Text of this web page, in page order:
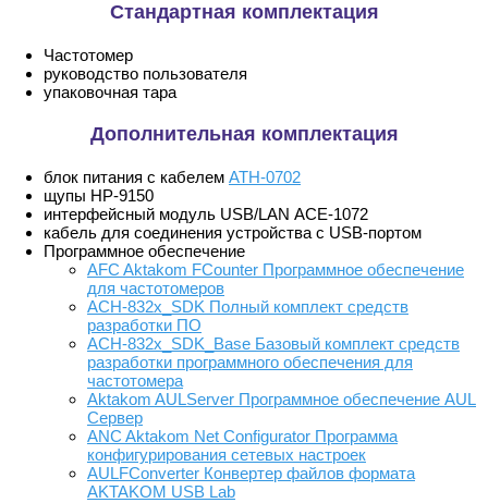
Стандартная комплектация
Частотомер
руководство пользователя
упаковочная тара
Дополнительная комплектация
блок питания с кабелем АТН-0702
щупы HP-9150
интерфейсный модуль USB/LAN АСЕ-1072
кабель для соединения устройства с USB-портом
Программное обеспечение
AFC Aktakom FCounter Программное обеспечение
для частотомеров
ACH-832х_SDK Полный комплект средств
разработки ПО
ACH-832х_SDK_Base Базовый комплект средств
разработки программного обеспечения для
частотомера
Aktakom AULServer Программное обеспечение AUL
Сервер
ANC Aktakom Net Configurator Программа
конфигурирования сетевых настроек
AULFConverter Конвертер файлов формата
AKTAKOM USB Lab